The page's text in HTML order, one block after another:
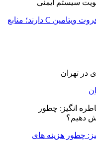
۷ ماده غذایی که بیشتر از گریپ‌فروت ویتامین C دارند؛ منابع
چطور هزینه های